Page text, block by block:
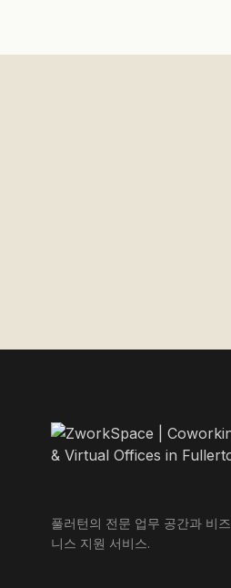
풀러턴의 전문 업무 공간과 비즈
니스 지원 서비스.